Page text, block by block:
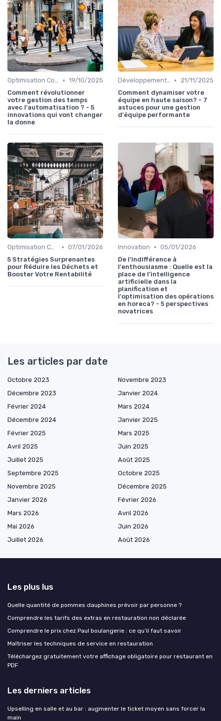
Optimisation Coûts • 19/10/2025
Comment révolutionner
votre gestion des temps
avec l'automatisation ? - 5
innovations qui vont changer
la donne
Développement personnel •
21/11/2025
Comment dynamiser votre
équipe en haute saison? - 7
astuces pour une gestion
d'équipe performante
Optimisation Coûts • 07/01/2026
5 Stratégies Surprenantes
pour Réduire les Déchets et
Booster Votre Rentabilité
Innovation • 05/01/2026
De l'indifférence à
l'enthousiasme : Quelle est la
place de l'intelligence
artificielle dans la
planification et
l'optimisation des opérations
en horeca? - 5 perspectives
novatrices
Les articles par date
Octobre 2023
Novembre 2023
Décembre 2023
Janvier 2024
Février 2024
Mars 2024
Décembre 2024
Janvier 2025
Février 2025
Mars 2025
Avril 2025
Juin 2025
Juillet 2025
Août 2025
Septembre 2025
Octobre 2025
Novembre 2025
Décembre 2025
Janvier 2026
Février 2026
Mars 2026
Avril 2026
Mai 2026
Juin 2026
Juillet 2026
Août 2026
Les plus lus
Quelle quantité de pommes dauphines prévoir par personne ?
Comprendre les tarifs des extras en restauration non déclarée
Comprendre le prix chez Paul boulangerie : ce qu’il faut savoir
Maîtriser les techniques de service en restauration
Téléchargez gratuitement votre affichage obligatoire pour restaurant en
PDF
Les derniers articles
Upselling en salle et au bar : augmenter le ticket moyen sans forcer la
main